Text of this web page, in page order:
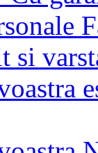
si